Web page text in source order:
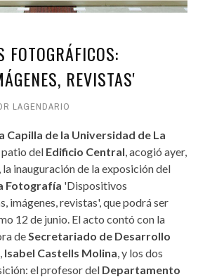
REVISTAS'
LAGENDARIO
Capilla de la Universidad de La
patio del Edificio Central , acogió ayer,
inauguración de la exposición del
Fotografía 'Dispositivos
imágenes, revistas', que podrá ser
12 de junio. El acto contó con la
de Secretariado de Desarrollo
Isabel Castells Molina , y los dos
el profesor del Departamento